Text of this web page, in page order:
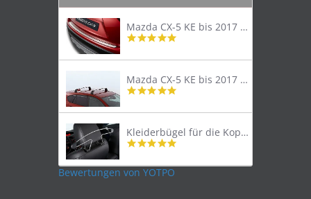
Mazda CX-5 KE bis 2017 Trittschutzleiste Edelstahl original
4.8
rating
Mazda CX-5 KE bis 2017 Lastenträger Dachträger
4.9
rating
Kleiderbügel für die Kopfstütze
4.9
rating
Bewertungen von YOTPO